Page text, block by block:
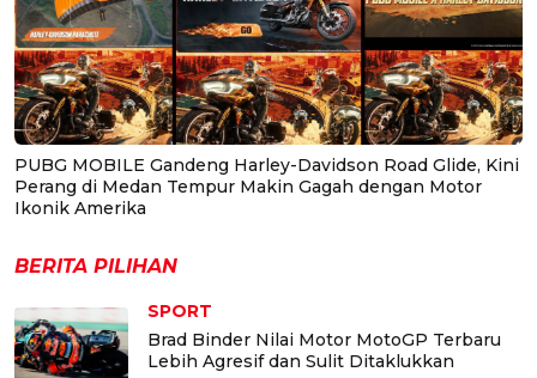
PUBG MOBILE Gandeng Harley-Davidson Road Glide, Kini
Perang di Medan Tempur Makin Gagah dengan Motor
Ikonik Amerika
BERITA PILIHAN
SPORT
Brad Binder Nilai Motor MotoGP Terbaru
Lebih Agresif dan Sulit Ditaklukkan